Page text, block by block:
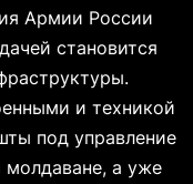
Армии России
становится
и техникой
под управление
а уже